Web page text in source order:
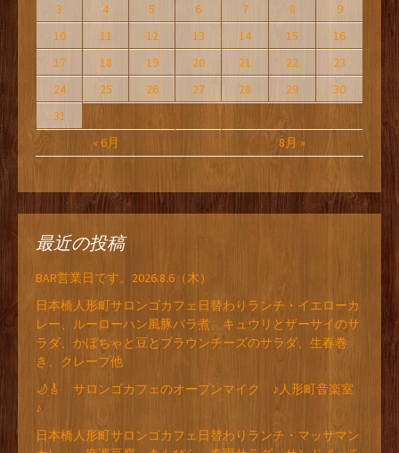
« 6月 8月 »
3
4 5 6 7 8
9
10
11 12 13 14 15
16
17
18 19 20 21 22
23
24
25 26 27 28 29
30
31
最近の投稿
BAR営業日です。2026.8.6（木）
日本橋人形町サロンゴカフェ日替わりランチ・イエローカ
レー、ルーローハン風豚バラ煮、キュウリとザーサイのサ
ラダ、かぼちゃと豆とブラウンチーズのサラダ、生春巻
き、クレープ他
🌙🎸 サロンゴカフェのオープンマイク ♪人形町音楽室
♪
日本橋人形町サロンゴカフェ日替わりランチ・マッサマン